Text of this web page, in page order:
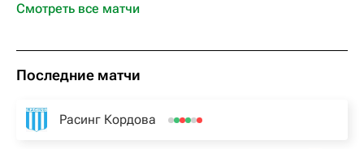
Смотреть все матчи
Последние матчи
Расинг Кордова